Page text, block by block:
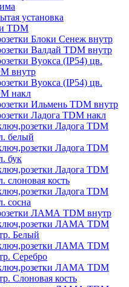
установка
TDM
Блоки Сенеж внутр
Валдай TDM внутр
Вуокса (IP54) цв.
внутр
Вуокса (IP54) цв.
накл
Ильмень TDM внутр
Ладога TDM накл
Ладога TDM
белый
Ладога TDM
бук
Ладога TDM
слоновая кость
Ладога TDM
сосна
ЛАМА TDM внутр
ЛАМА TDM
Белый
ЛАМА TDM
Серебро
ЛАМА TDM
Слоновая кость